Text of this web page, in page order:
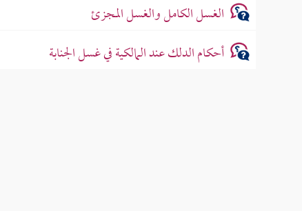
الغسل الكامل والغسل المجزئ
أحكام الدلك عند المالكية في غسل الجنابة